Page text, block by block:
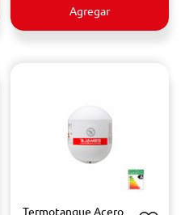
Agregar
Termotanque Acero